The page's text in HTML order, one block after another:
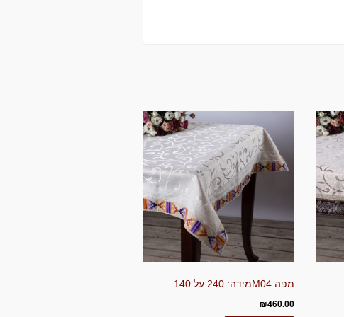
מפה M04מידה: 240 על 140
₪460.00